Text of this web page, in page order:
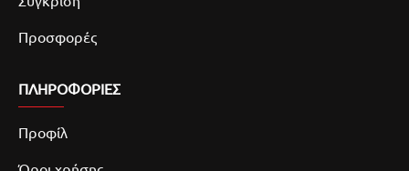
Προσφορές
ΠΛΗΡΟΦΟΡΙΕΣ
Προφίλ